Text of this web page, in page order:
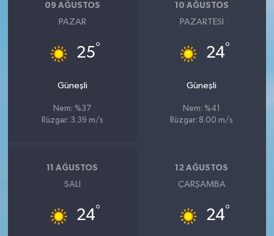
09 AĞUSTOS
PAZAR
25°
Güneşli
Nem: %37
Rüzgar: 3.39 m/s
10 AĞUSTOS
PAZARTESI
24°
Güneşli
Nem: %41
Rüzgar: 8.00 m/s
11 AĞUSTOS
SALI
24°
12 AĞUSTOS
ÇARŞAMBA
24°